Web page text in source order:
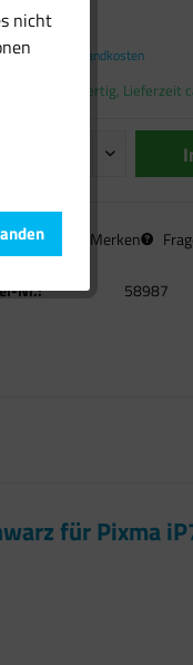
€ *
zzgl. Versandkosten
versandfertig, Lieferzeit
Merken
Nr.: 58987
für Pixma
nicht